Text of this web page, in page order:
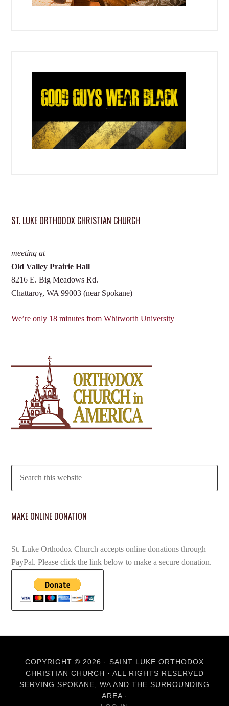
ST. LUKE ORTHODOX CHRISTIAN CHURCH
meeting at
Old Valley Prairie Hall
8216 E. Big Meadows Rd.
Chattaroy, WA 99003 (near Spokane)
We’re only 18 minutes from Whitworth University
MAKE ONLINE DONATION
St. Luke Orthodox Church accepts online donations through
PayPal. Please click the link below to make a secure donation.
COPYRIGHT © 2026 · SAINT LUKE ORTHODOX
CHRISTIAN CHURCH · ALL RIGHTS RESERVED
SERVING SPOKANE, WA AND THE SURROUNDING
AREA ·